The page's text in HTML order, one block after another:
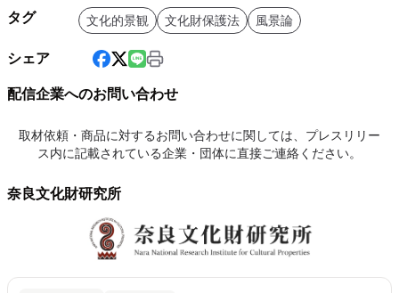
タグ 文化的景観 文化財保護法 風景論
シェア
配信企業へのお問い合わせ
取材依頼・商品に対するお問い合わせに関しては、プレスリリー
ス内に記載されている企業・団体に直接ご連絡ください。
奈良文化財研究所